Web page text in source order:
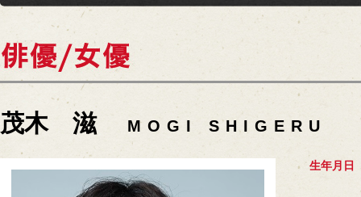
茂木 滋 MOGI SHIGERU
生年月日